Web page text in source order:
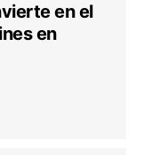
en el
en